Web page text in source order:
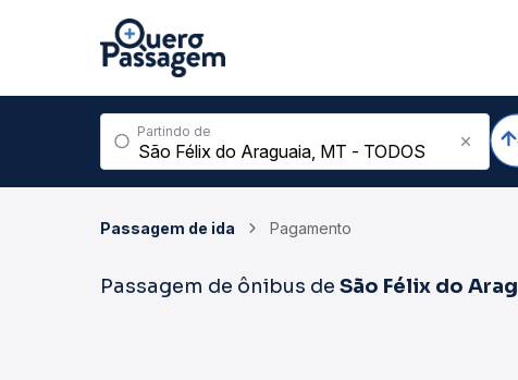
Partindo de
Passagem de ida Pagamento
Passagem de ônibus de São Félix do